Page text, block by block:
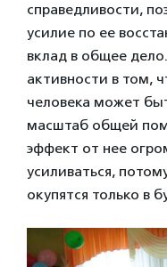
справедливости,
усилие по ее
вклад в общее
активности в том,
человека может
масштаб общей
эффект от нее
усиливаться,
окупятся только в